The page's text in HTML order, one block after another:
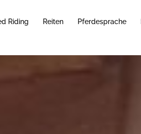
Riding Reiten Pferdesprache